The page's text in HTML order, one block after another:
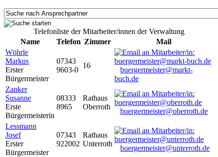
Telefonliste der Mitarbeiter/innen der Verwaltung
Name
Telefon Zimmer
Mail
Wöhrle
Markus
Erster
Bürgermeister
07343
9603-0
16
buergermeister@markt-
buch.de
Zanker
Susanne
Erste
Bürgermeisterin
08333
8965
Rathaus
Oberroth
buergermeister@oberroth.de
Lessmann
Josef
Erster
Bürgermeister
07343
922002
Rathaus
Unterroth
buergermeister@unterroth.de